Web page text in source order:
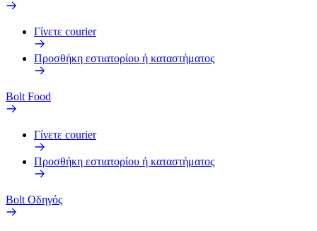
Γίνετε courier
Προσθήκη εστιατορίου ή καταστήματος
Bolt Food
Γίνετε courier
Προσθήκη εστιατορίου ή καταστήματος
Bolt Οδηγός